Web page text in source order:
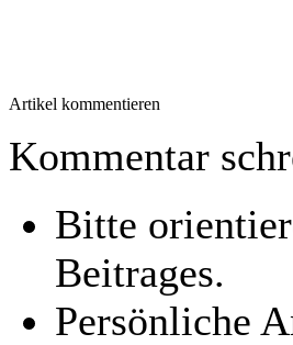
Artikel kommentieren
Kommentar
Bitte
Beitrages.
Persönliche